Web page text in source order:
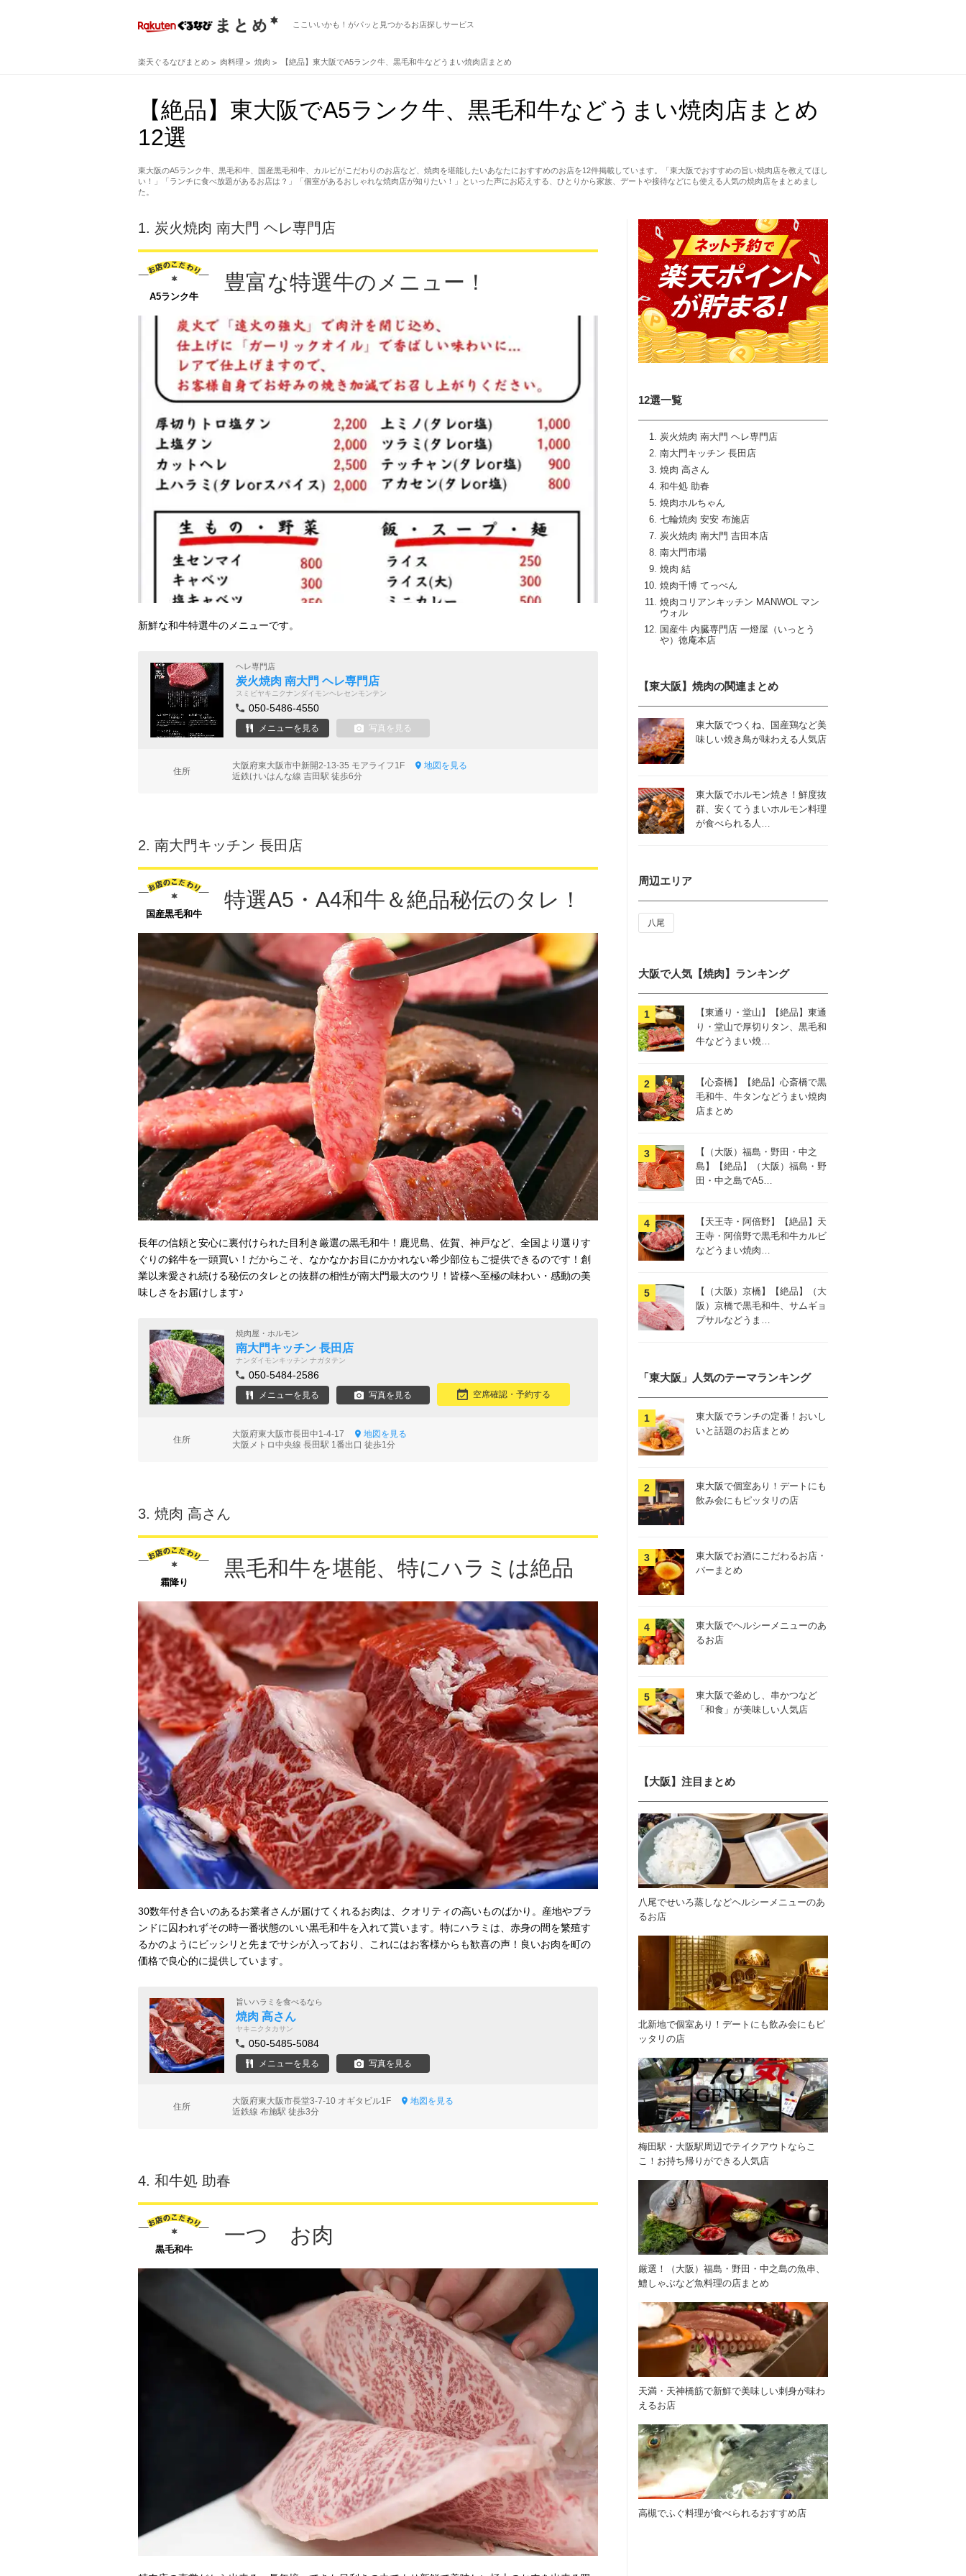
ここいいかも！がパッと見つかるお店探しサービス
楽天ぐるなびまとめ 肉料理 焼肉 【絶品】東大阪でA5ランク牛、黒毛和牛などうまい焼肉店まとめ
【絶品】東大阪でA5ランク牛、黒毛和牛などうまい焼肉店まとめ
12選
東大阪のA5ランク牛、黒毛和牛、国産黒毛和牛、カルビがこだわりのお店など、焼肉を堪能したいあなたにおすすめのお店を12件掲載しています。「東大阪でおすすめの旨い焼肉店を教えてほし
い！」「ランチに食べ放題があるお店は？」「個室があるおしゃれな焼肉店が知りたい！」といった声にお応えする、ひとりから家族、デートや接待などにも使える人気の焼肉店をまとめまし
た。
12選一覧
炭火焼肉 南大門 ヘレ専門店
南大門キッチン 長田店
焼肉 高さん
和牛処 助春
焼肉ホルちゃん
七輪焼肉 安安 布施店
炭火焼肉 南大門 吉田本店
南大門市場
焼肉 結
焼肉千博 てっぺん
焼肉コリアンキッチン MANWOL マン
ウォル
国産牛 内臓専門店 一燈屋（いっとう
や）徳庵本店
1. 炭火焼肉 南大門 ヘレ専門店
A5ランク牛
豊富な特選牛のメニュー！
新鮮な和牛特選牛のメニューです。
ヘレ専門店
炭火焼肉 南大門 ヘレ専門店
スミビヤキニクナンダイモンヘレセンモンテン
050-5486-4550
メニューを見る 写真を見る
住所
大阪府東大阪市中新開2-13-35 モアライフ1F
地図を見る
近鉄けいはんな線 吉田駅 徒歩6分
2. 南大門キッチン 長田店
国産黒毛和牛
特選A5・A4和牛＆絶品秘伝のタレ！
長年の信頼と安心に裏付けられた目利き厳選の黒毛和牛！鹿児島、佐賀、神戸など、全国より選りす
ぐりの銘牛を一頭買い！だからこそ、なかなかお目にかかれない希少部位もご提供できるのです！創
業以来愛され続ける秘伝のタレとの抜群の相性が南大門最大のウリ！皆様へ至極の味わい・感動の美
味しさをお届けします♪
焼肉屋・ホルモン
南大門キッチン 長田店
ナンダイモンキッチン ナガタテン
050-5484-2586
メニューを見る 写真を見る 空席確認・予約する
住所
大阪府東大阪市長田中1-4-17
地図を見る
大阪メトロ中央線 長田駅 1番出口 徒歩1分
3. 焼肉 高さん
霜降り
黒毛和牛を堪能、特にハラミは絶品
30数年付き合いのあるお業者さんが届けてくれるお肉は、クオリティの高いものばかり。産地やブラ
ンドに囚われずその時一番状態のいい黒毛和牛を入れて貰います。特にハラミは、赤身の間を繁殖す
るかのようにビッシリと先までサシが入っており、これにはお客様からも歓喜の声！良いお肉を町の
価格で良心的に提供しています。
旨いハラミを食べるなら
焼肉 高さん
ヤキニクタカサン
050-5485-5084
メニューを見る 写真を見る
住所
大阪府東大阪市長堂3-7-10 オギタビル1F
地図を見る
近鉄線 布施駅 徒歩3分
4. 和牛処 助春
黒毛和牛
一つ お肉
【東大阪】焼肉の関連まとめ
東大阪でつくね、国産鶏など美
味しい焼き鳥が味わえる人気店
東大阪でホルモン焼き！鮮度抜
群、安くてうまいホルモン料理
が食べられる人…
周辺エリア
八尾
大阪で人気【焼肉】ランキング
【東通り・堂山】【絶品】東通
り・堂山で厚切りタン、黒毛和
牛などうまい焼…
【心斎橋】【絶品】心斎橋で黒
毛和牛、牛タンなどうまい焼肉
店まとめ
【（大阪）福島・野田・中之
島】【絶品】（大阪）福島・野
田・中之島でA5…
【天王寺・阿倍野】【絶品】天
王寺・阿倍野で黒毛和牛カルビ
などうまい焼肉…
【（大阪）京橋】【絶品】（大
阪）京橋で黒毛和牛、サムギョ
プサルなどうま…
「東大阪」人気のテーマランキング
東大阪でランチの定番！おいし
いと話題のお店まとめ
東大阪で個室あり！デートにも
飲み会にもピッタリの店
東大阪でお酒にこだわるお店・
バーまとめ
東大阪でヘルシーメニューのあ
るお店
東大阪で釜めし、串かつなど
「和食」が美味しい人気店
【大阪】注目まとめ
八尾でせいろ蒸しなどヘルシーメニューのあ
るお店
北新地で個室あり！デートにも飲み会にもピ
ッタリの店
梅田駅・大阪駅周辺でテイクアウトならこ
こ！お持ち帰りができる人気店
厳選！（大阪）福島・野田・中之島の魚串、
鱧しゃぶなど魚料理の店まとめ
天満・天神橋筋で新鮮で美味しい刺身が味わ
えるお店
高槻でふぐ料理が食べられるおすすめ店